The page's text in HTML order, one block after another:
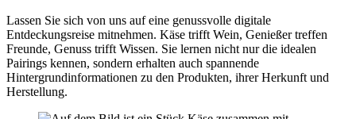
Lassen Sie sich von uns auf eine genussvolle digitale
Entdeckungsreise mitnehmen. Käse trifft Wein, Genießer treffen
Freunde, Genuss trifft Wissen. Sie lernen nicht nur die idealen
Pairings kennen, sondern erhalten auch spannende
Hintergrundinformationen zu den Produkten, ihrer Herkunft und
Herstellung.